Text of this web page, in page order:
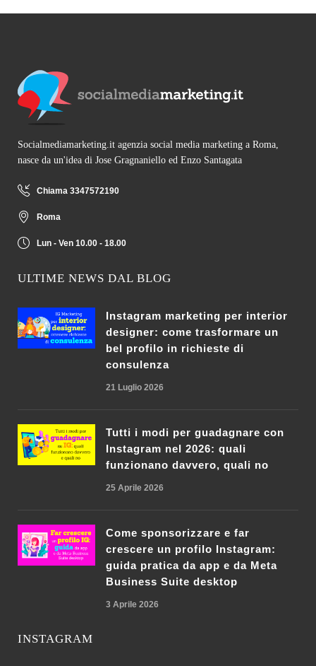
Socialmediamarketing.it agenzia social media marketing a Roma,
nasce da un'idea di Jose Gragnaniello ed Enzo Santagata
Chiama 3347572190
Roma
Lun - Ven 10.00 - 18.00
ULTIME NEWS DAL BLOG
Instagram marketing per interior
designer: come trasformare un
bel profilo in richieste di
consulenza
21 Luglio 2026
Tutti i modi per guadagnare con
Instagram nel 2026: quali
funzionano davvero, quali no
25 Aprile 2026
Come sponsorizzare e far
crescere un profilo Instagram:
guida pratica da app e da Meta
Business Suite desktop
3 Aprile 2026
INSTAGRAM